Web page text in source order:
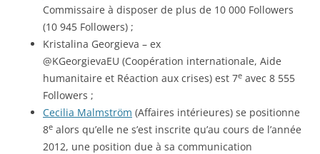
Commissaire à disposer de plus de 10 000 Followers
(10 945 Followers) ;
Kristalina Georgieva – ex
@KGeorgievaEU (Coopération internationale, Aide
humanitaire et Réaction aux crises) est 7e avec 8 555
Followers ;
Cecilia Malmström (Affaires intérieures) se positionne
8e alors qu’elle ne s’est inscrite qu’au cours de l’année
2012, une position due à sa communication